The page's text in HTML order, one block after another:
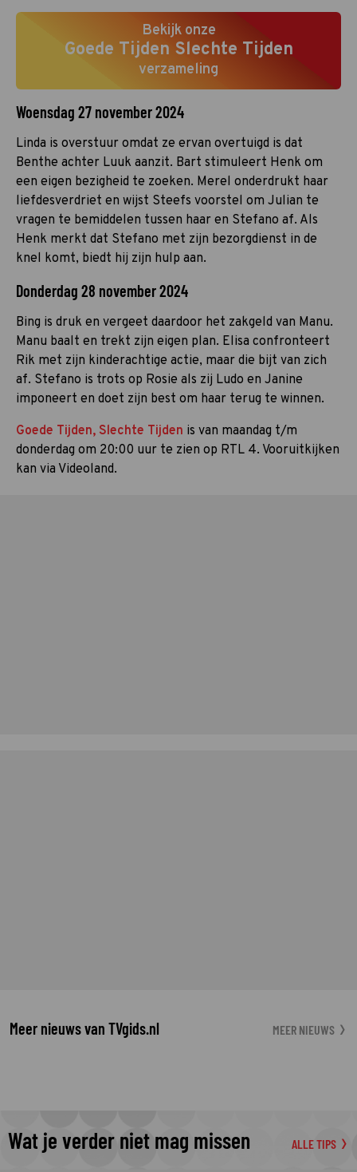
Bekijk onze
Goede Tijden Slechte Tijden
verzameling
Woensdag 27 november 2024
Linda is overstuur omdat ze ervan overtuigd is dat
Benthe achter Luuk aanzit. Bart stimuleert Henk om
een eigen bezigheid te zoeken. Merel onderdrukt haar
liefdesverdriet en wijst Steefs voorstel om Julian te
vragen te bemiddelen tussen haar en Stefano af. Als
Henk merkt dat Stefano met zijn bezorgdienst in de
knel komt, biedt hij zijn hulp aan.
Donderdag 28 november 2024
Bing is druk en vergeet daardoor het zakgeld van Manu.
Manu baalt en trekt zijn eigen plan. Elisa confronteert
Rik met zijn kinderachtige actie, maar die bijt van zich
af. Stefano is trots op Rosie als zij Ludo en Janine
imponeert en doet zijn best om haar terug te winnen.
Goede Tijden, Slechte Tijden is van maandag t/m
donderdag om 20:00 uur te zien op RTL 4. Vooruitkijken
kan via Videoland.
Meer nieuws van TVgids.nl MEER NIEUWS
Wat je verder niet mag missen ALLE TIPS